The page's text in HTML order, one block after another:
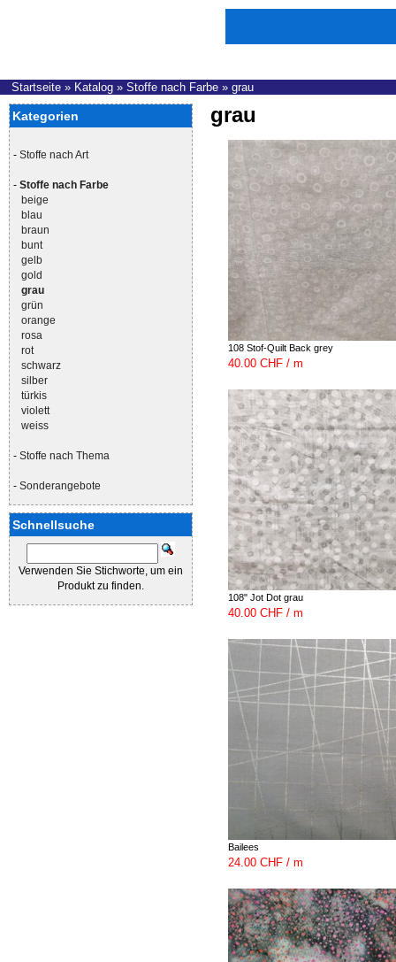
Startseite » Katalog » Stoffe nach Farbe » grau
Kategorien
- Stoffe nach Art
- Stoffe nach Farbe
beige
blau
braun
bunt
gelb
gold
grau
grün
orange
rosa
rot
schwarz
silber
türkis
violett
weiss
- Stoffe nach Thema
- Sonderangebote
Schnellsuche
Verwenden Sie Stichworte, um ein
Produkt zu finden.
grau
108 Stof-Quilt Back grey
40.00 CHF / m
108" Jot Dot grau
40.00 CHF / m
Bailees
24.00 CHF / m